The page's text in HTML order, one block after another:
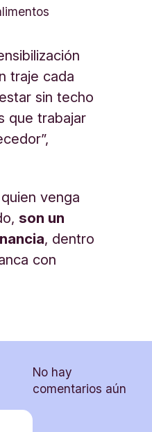
traje cada
sin techo
que trabajar
venga
son un
, dentro
con
No hay
comentarios aún